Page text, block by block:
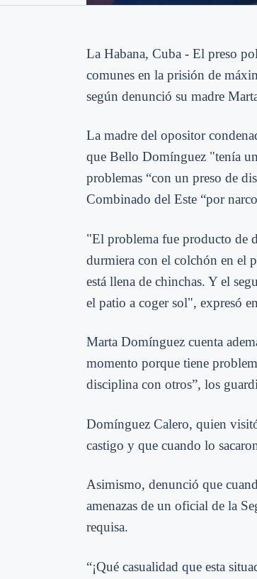
La Habana, Cuba - El preso
comunes en la prisión de
según denunció su madre
La madre del opositor
que Bello Domínguez "tenía
problemas “con un preso de
Combinado del Este “por
"El problema fue producto de
durmiera con el colchón en el
está llena de chinchas. Y el
el patio a coger sol", expresó
Marta Domínguez cuenta
momento porque tiene
disciplina con otros”, los
Domínguez Calero, quien
castigo y que cuando lo
Asimismo, denunció que
amenazas de un oficial de la
requisa.
“¡Qué casualidad que esta